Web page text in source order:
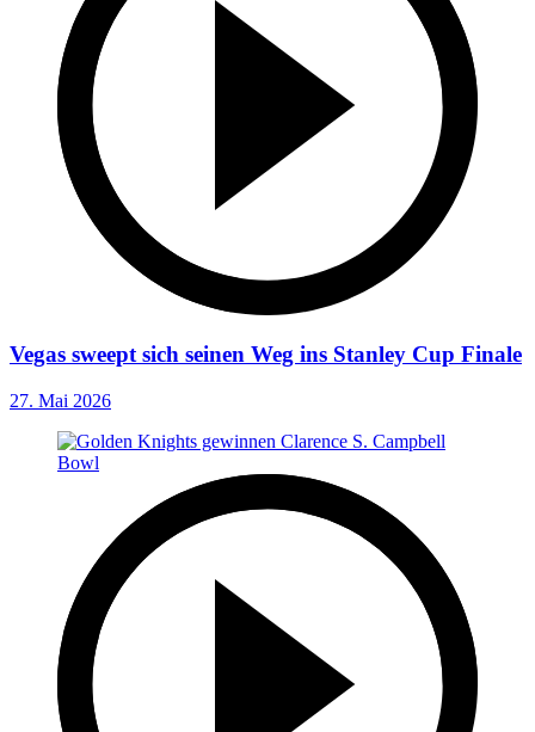
Vegas sweept sich seinen Weg ins Stanley Cup Finale
27. Mai 2026